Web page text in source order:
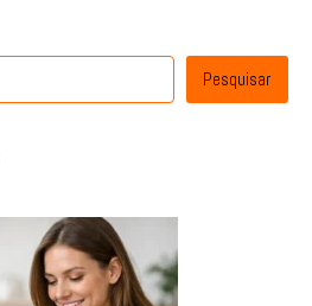
Pesquisar